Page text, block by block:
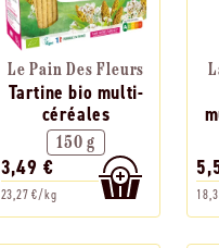
Le Pain Des Fleurs
Tartine bio multi-
céréales
150 g
3,49 €
23,27 €/kg